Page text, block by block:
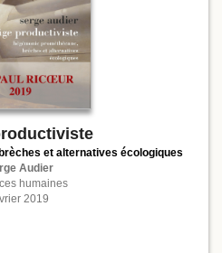
et alternatives écologiques
Audier
humaines
2019